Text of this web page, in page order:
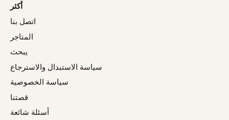
أكثر
اتصل بنا
المتاجر
يبحث
سياسة الاستبدال والاسترجاع
سياسة الخصوصية
قصتنا
أسئلة شائعة